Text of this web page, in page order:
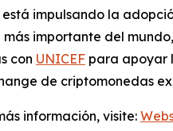
impulsando la
más importante del mundo,
con UNICEF para apoyar
de criptomonedas
información, visite: